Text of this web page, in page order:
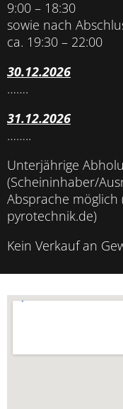
9:00 – 18:30
sowie nach
ca. 19:30 – 22:00
30.12.2026
…….
31.12.2026
……..
Unterjährige
(Scheininhaber/
Absprache möglich
pyrotechnik.de)
Kein Verkauf an